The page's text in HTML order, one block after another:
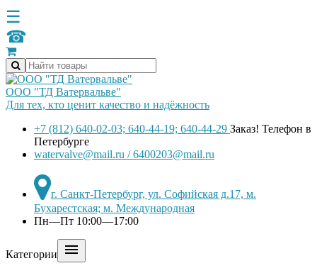
☰
☎
ООО "ТД Ватервальве"
Для тех, кто ценит качество и надёжность
+7 (812) 640-02-03; 640-44-19; 640-44-29 Заказ! Телефон в
Петербурге
watervalve@mail.ru / 6400203@mail.ru
г. Санкт-Петербург, ул. Софийская д.17, м.
Бухарестская; м. Международная
Пн—Пт 10:00—17:00
Категории 